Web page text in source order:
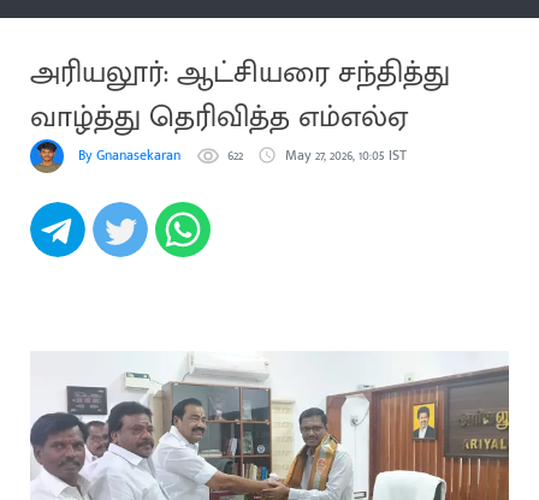
அரியலூர்: ஆட்சியரை சந்தித்து
வாழ்த்து தெரிவித்த எம்எல்ஏ
By Gnanasekaran 622 May 27, 2026, 10:05 IST